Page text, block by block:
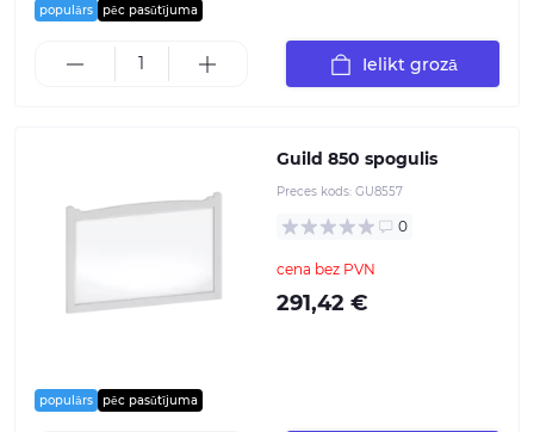
populārs pēc pasūtījuma
Ielikt grozā
populārs pēc pasūtījuma
Guild 850 spogulis
Preces kods: GU8557
0
cena bez PVN
291,42 €